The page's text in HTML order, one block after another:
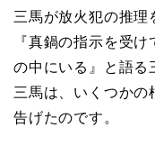
三馬が放火犯の推理
『真鍋の指示を受
の中にいる』と語る
三馬は、いくつかの
告げたのです。